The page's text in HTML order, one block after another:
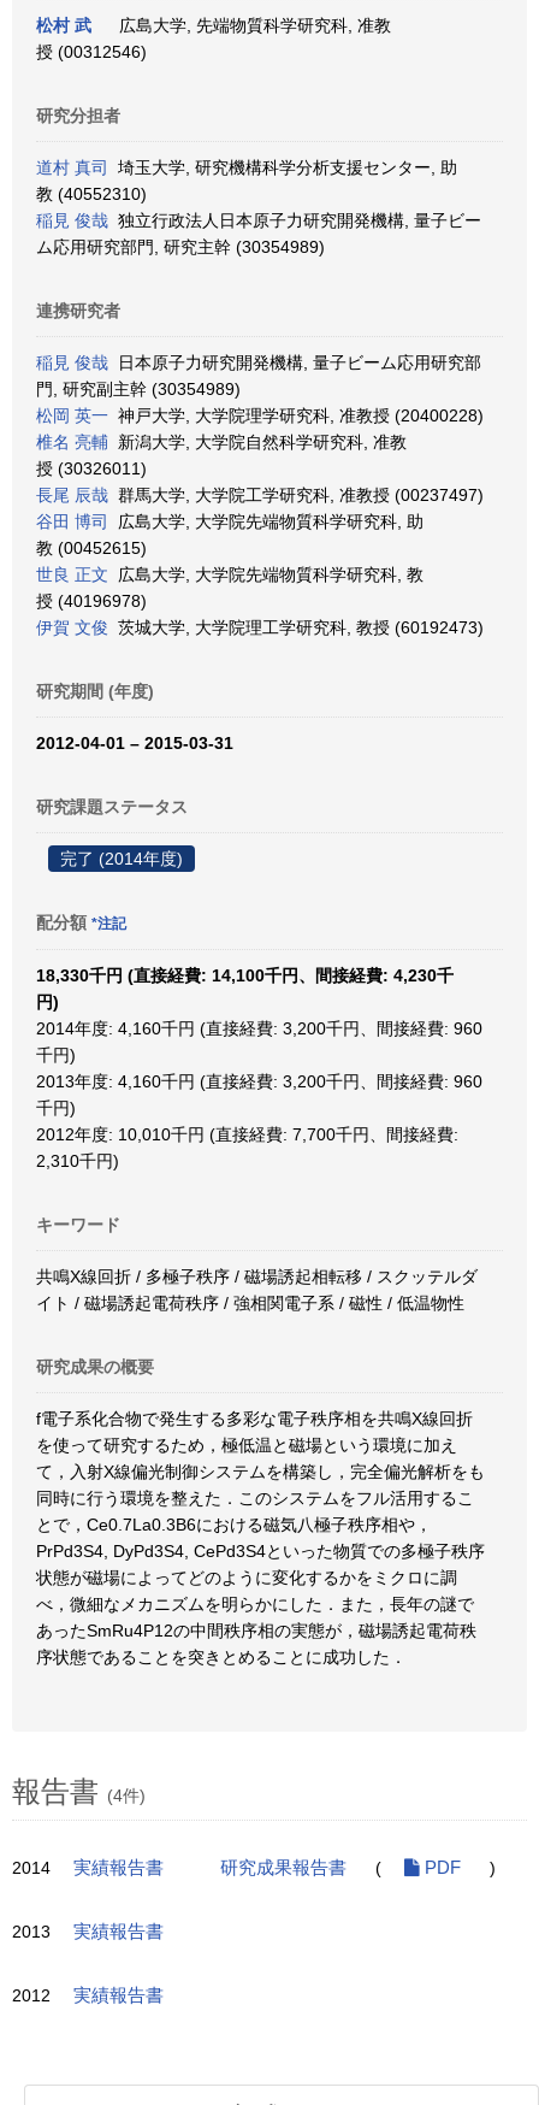
松村 武
広島大学, 先端物質科学研究科, 准教
授 (00312546)
研究分担者
道村 真司
埼玉大学, 研究機構科学分析支援センター, 助
教 (40552310)
稲見 俊哉 独立行政法人日本原子力研究開発機構, 量子ビー
ム応用研究部門, 研究主幹 (30354989)
連携研究者
稲見 俊哉 日本原子力研究開発機構, 量子ビーム応用研究部
門, 研究副主幹 (30354989)
松岡 英一 神戸大学, 大学院理学研究科, 准教授 (20400228)
椎名 亮輔 新潟大学, 大学院自然科学研究科, 准教
授 (30326011)
長尾 辰哉 群馬大学, 大学院工学研究科, 准教授 (00237497)
谷田 博司
広島大学, 大学院先端物質科学研究科, 助
教 (00452615)
世良 正文 広島大学, 大学院先端物質科学研究科, 教
授 (40196978)
伊賀 文俊 茨城大学, 大学院理工学研究科, 教授 (60192473)
研究期間 (年度)
2012-04-01 – 2015-03-31
研究課題ステータス
完了 (2014年度)
配分額 *注記
18,330千円 (直接経費: 14,100千円、間接経費: 4,230千
円)
2014年度: 4,160千円 (直接経費: 3,200千円、間接経費: 960
千円)
2013年度: 4,160千円 (直接経費: 3,200千円、間接経費: 960
千円)
2012年度: 10,010千円 (直接経費: 7,700千円、間接経費:
2,310千円)
キーワード
共鳴X線回折 / 多極子秩序 / 磁場誘起相転移 / スクッテルダ
イト / 磁場誘起電荷秩序 / 強相関電子系 / 磁性 / 低温物性
研究成果の概要
f電子系化合物で発生する多彩な電子秩序相を共鳴X線回折
を使って研究するため，極低温と磁場という環境に加え
て，入射X線偏光制御システムを構築し，完全偏光解析をも
同時に行う環境を整えた．このシステムをフル活用するこ
とで，Ce0.7La0.3B6における磁気八極子秩序相や，
PrPd3S4, DyPd3S4, CePd3S4といった物質での多極子秩序
状態が磁場によってどのように変化するかをミクロに調
べ，微細なメカニズムを明らかにした．また，長年の謎で
あったSmRu4P12の中間秩序相の実態が，磁場誘起電荷秩
序状態であることを突きとめることに成功した．
報告書 (4件)
2014 実績報告書 研究成果報告書 ( PDF )
2013 実績報告書
2012 実績報告書